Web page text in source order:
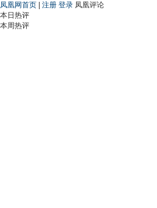
凤凰网首页 注册 登录 凤凰评论
本日热评
本周热评